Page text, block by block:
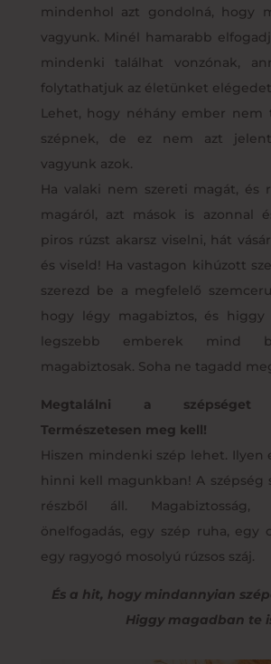
mindenhol azt gondolná, hogy
vagyunk. Minél hamarabb
mindenki találhat vonzónak,
folytathatjuk az életünket
Lehet, hogy néhány ember nem
szépnek, de ez nem azt
vagyunk azok.
Ha valaki nem szereti magát, és
magáról, azt mások is azonnal
piros rúzst akarsz viselni, hát
és viseld! Ha vastagon kihúzott
szerezd be a megfelelő
hogy légy magabiztos, és higgy
legszebb emberek mind
magabiztosak. Soha ne tagadd
Megtalálni a szépséget
Természetesen meg kell!
Hiszen mindenki szép lehet. Ilyen
hinni kell magunkban! A szépség
részből áll. Magabiztosság,
önelfogadás, egy szép ruha, egy
egy ragyogó mosolyú rúzsos száj.
És a hit, hogy mindannyian
Higgy magadban te